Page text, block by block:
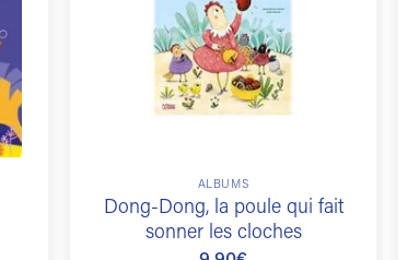
ALBUMS
Dong-Dong, la poule qui fait
sonner les cloches